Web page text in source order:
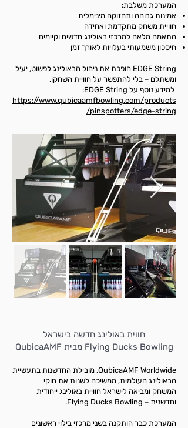
המערכת משלבת:
אמינות גבוהה ותחזוקה מינימלית
חוויית משחק מתקדמת ואחידה
התאמה מלאה למרכזי באולינג חדשים וקיימים
חיסכון משמעותי בעלויות לאורך זמן
EDGE String הופכת את ניהול הבאולינג לפשוט, יעיל
ומשתלם – בלי להתפשר על חוויית השחקן.
למידע נוסף על EDGE String:
https://www.qubicaamfbowling.com/products
/pinspotters/edge-string
חווית באולינג חדשה בישראל
Flying Ducks Bowling מבית QubicaAMF
QubicaAMF Worldwide, מובילת החדשנות בתעשיית
הבאולינג העולמית, ממשיכה לשנות את חוקי
המשחק ומביאה לישראל חוויית באולינג ייחודית
וחדשנית – Flying Ducks Bowling.
המערכת כבר הותקנה בשני מרכזי בילוי ראשונים